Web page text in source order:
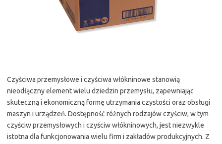
Czyściwa przemysłowe i czyściwa włókninowe stanowią
nieodłączny element wielu dziedzin przemysłu, zapewniając
skuteczną i ekonomiczną formę utrzymania czystości oraz obsługi
maszyn i urządzeń. Dostępność różnych rodzajów czyściw, w tym
czyściw przemysłowych i czyściw włókninowych, jest niezwykle
istotna dla funkcjonowania wielu firm i zakładów produkcyjnych. Z